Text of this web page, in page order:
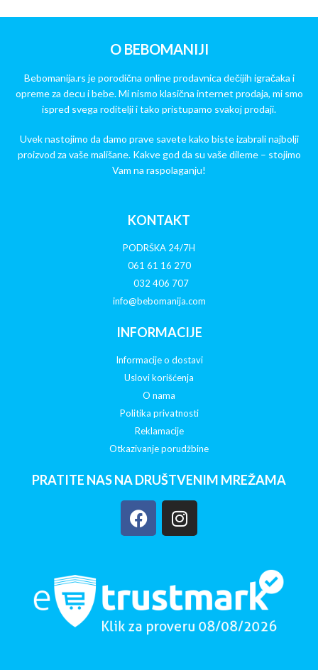
O BEBOMANIJI
Bebomanija.rs je porodična online prodavnica dečijih igračaka i
opreme za decu i bebe. Mi nismo klasična internet prodaja, mi smo
ispred svega roditelji i tako pristupamo svakoj prodaji.
Uvek nastojimo da damo prave savete kako biste izabrali najbolji
proizvod za vaše mališane. Kakve god da su vaše dileme – stojimo
Vam na raspolaganju!
KONTAKT
PODRŠKA 24/7H
061 61 16 270
032 406 707
info@bebomanija.com
INFORMACIJE
Informacije o dostavi
Uslovi korišćenja
O nama
Politika privatnosti
Reklamacije
Otkazivanje porudžbine
PRATITE NAS NA DRUŠTVENIM MREŽAMA